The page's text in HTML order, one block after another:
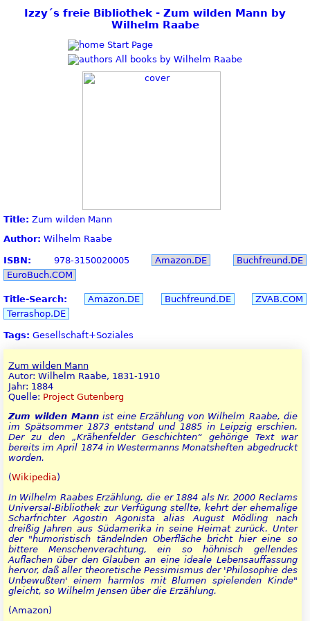
Izzy´s freie Bibliothek - Zum wilden Mann by
Wilhelm Raabe
Start Page
All books by Wilhelm Raabe
Title: Zum wilden Mann
Author: Wilhelm Raabe
ISBN: 978-3150020005 Amazon.DE
Buchfreund.DE
EuroBuch.COM
Title-Search: Amazon.DE Buchfreund.DE
ZVAB.COM
Terrashop.DE
Tags: Gesellschaft+Soziales
Zum wilden Mann
Autor: Wilhelm Raabe, 1831-1910
Jahr: 1884
Quelle: Project Gutenberg
Zum wilden Mannist eine Erzählung von Wilhelm Raabe, die
im Spätsommer 1873 entstand und 1885 in Leipzig erschien.
Der zu den „Krähenfelder Geschichten“ gehörige Text war
bereits im April 1874 in Westermanns Monatsheften abgedruckt
worden.
(Wikipedia)
In Wilhelm Raabes Erzählung, die er 1884 als Nr. 2000 Reclams
Universal-Bibliothek zur Verfügung stellte, kehrt der ehemalige
Scharfrichter Agostin Agonista alias August Mödling nach
dreißig Jahren aus Südamerika in seine Heimat zurück. Unter
der "humoristisch tändelnden Oberfläche bricht hier eine so
bittere Menschenverachtung, ein so höhnisch gellendes
Auflachen über den Glauben an eine ideale Lebensauffassung
hervor, daß aller theoretische Pessimismus der 'Philosophie des
Unbewußten' einem harmlos mit Blumen spielenden Kinde"
gleicht, so Wilhelm Jensen über die Erzählung.
(Amazon)